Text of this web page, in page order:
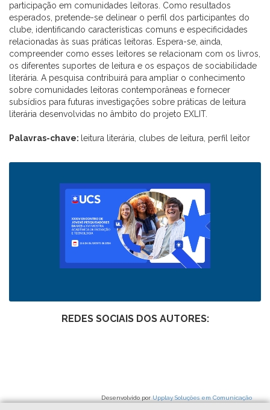
participação em comunidades leitoras. Como resultados
esperados, pretende-se delinear o perfil dos participantes do
clube, identificando características comuns e especificidades
relacionadas às suas práticas leitoras. Espera-se, ainda,
compreender como esses leitores se relacionam com os livros,
os diferentes suportes de leitura e os espaços de sociabilidade
literária. A pesquisa contribuirá para ampliar o conhecimento
sobre comunidades leitoras contemporâneas e fornecer
subsídios para futuras investigações sobre práticas de leitura
literária desenvolvidas no âmbito do projeto EXLIT.
Palavras-chave: leitura literária, clubes de leitura, perfil leitor
REDES SOCIAIS DOS AUTORES:
Desenvolvido por Upplay Soluções em Comunicação